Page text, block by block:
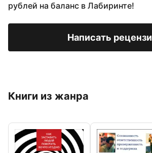
рублей на баланс в Лабиринте!
Написать
Книги из жанра